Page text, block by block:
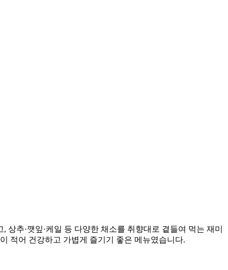
추·깻잎·케일 등 다양한 채소를 취향대로 곁들여 먹는 재미
적어 건강하고 가볍게 즐기기 좋은 메뉴였습니다.